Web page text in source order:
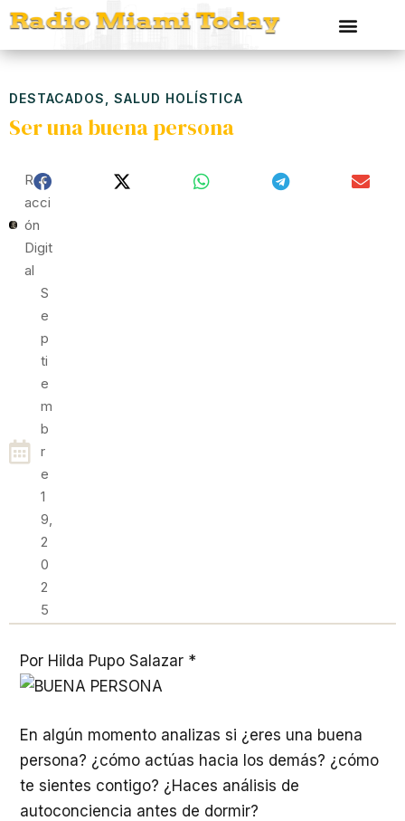
DESTACADOS SALUD HOLÍSTICA
Ser una buena persona
Red
Acci
Ón
Digit
Al
S
E
P
Ti
E
M
B
R
E
1
9,
2
0
2
5
Por Hilda Pupo Salazar *
En algún momento analizas si ¿eres una buena
persona? ¿cómo actúas hacia los demás? ¿cómo
te sientes contigo? ¿Haces análisis de
autoconciencia antes de dormir?